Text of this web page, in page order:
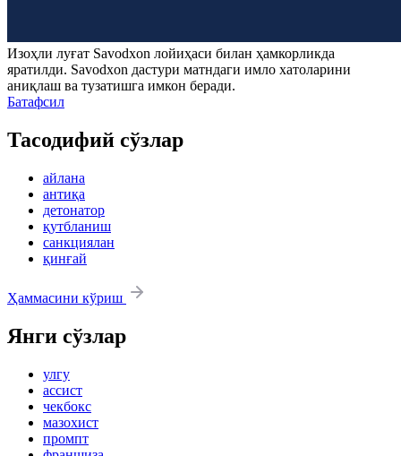
Изоҳли луғат Savodxon лойиҳаси билан ҳамкорликда
яратилди. Savodxon дастури матндаги имло хатоларини
аниқлаш ва тузатишга имкон беради.
Батафсил
Тасодифий сўзлар
айлана
антиқа
детонатор
қутбланиш
санкциялан
қинғай
Ҳаммасини кўриш
Янги сўзлар
улгу
ассист
чекбокс
мазохист
промпт